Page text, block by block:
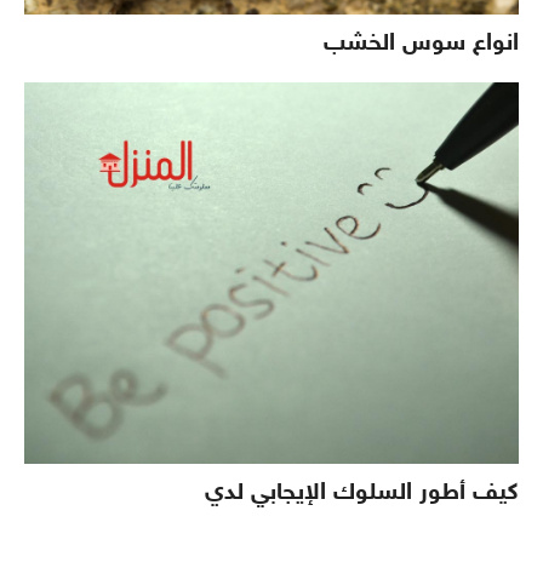
انواع سوس الخشب
كيف أطور السلوك الإيجابي لدي